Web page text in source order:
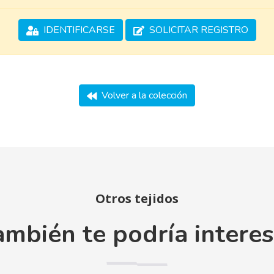
IDENTIFICARSE SOLICITAR REGISTRO
Volver a la colección
Otros tejidos
te podría